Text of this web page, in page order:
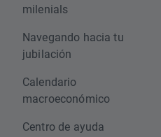
milenials
Navegando hacia tu
jubilación
Calendario
macroeconómico
Centro de ayuda